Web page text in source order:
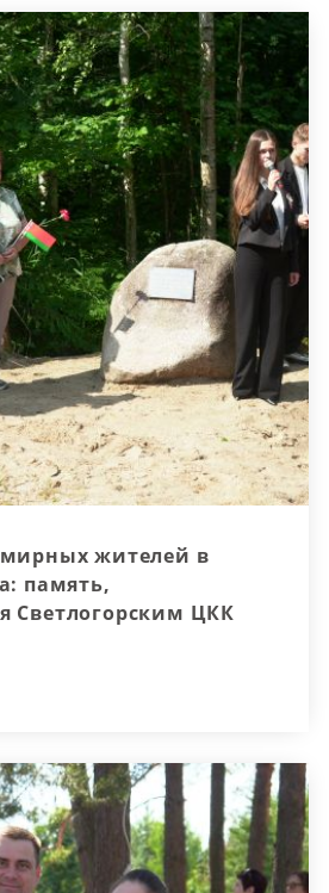
жителей в
память,
Светлогорским ЦКК